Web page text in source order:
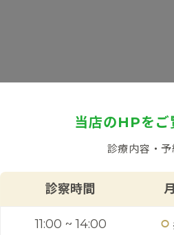
当店のHPをご
診療内容・
診察時間 月
11:00 ~ 14:00 ⚪︎